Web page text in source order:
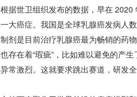
根据世卫组织发布的数据，早在
一大癌症。我国是全球乳腺癌发病人
制剂是目前治疗乳腺癌最为畅销的药
也存在着“瑕疵”，比如难以避免的产
异常激烈。这就要求跳出赛道，研发全